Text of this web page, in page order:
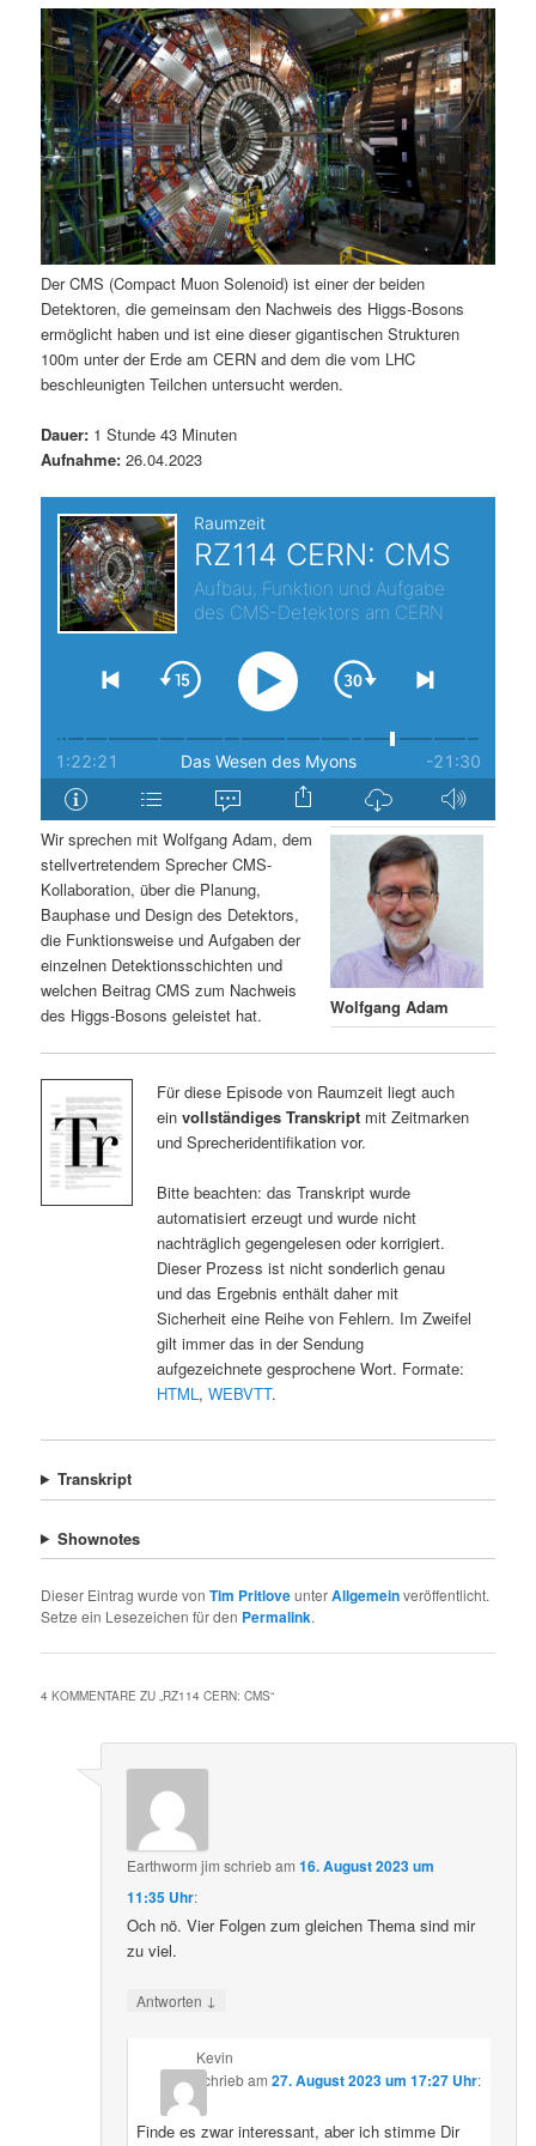
ä
r
e
n
I
n
h
l
t
s
p
n
g
e
n
n
d
ä
r
e
n
I
h
a
l
t
r
i
n
g
e
n
a
v
i
g
a
t
i
o
n
Der CMS (Compact Muon Solenoid) ist einer der beiden
Detektoren, die gemeinsam den Nachweis des Higgs-Bosons
ermöglicht haben und ist eine dieser gigantischen Strukturen
100m unter der Erde am CERN and dem die vom LHC
beschleunigten Teilchen untersucht werden.
Dauer: 1 Stunde 43 Minuten
Aufnahme: 26.04.2023
Wolfgang Adam
Wir sprechen mit Wolfgang Adam, dem
stellvertretendem Sprecher CMS-
Kollaboration, über die Planung,
Bauphase und Design des Detektors,
die Funktionsweise und Aufgaben der
einzelnen Detektionsschichten und
welchen Beitrag CMS zum Nachweis
des Higgs-Bosons geleistet hat.
Für diese Episode von Raumzeit liegt auch
ein vollständiges Transkriptmit Zeitmarken
und Sprecheridentifikation vor.
Bitte beachten: das Transkript wurde
automatisiert erzeugt und wurde nicht
nachträglich gegengelesen oder korrigiert.
Dieser Prozess ist nicht sonderlich genau
und das Ergebnis enthält daher mit
Sicherheit eine Reihe von Fehlern. Im Zweifel
gilt immer das in der Sendung
aufgezeichnete gesprochene Wort. Formate:
HTML, WEBVTT.
Transkript
Shownotes
Dieser Eintrag wurde vonTim PritloveunterAllgemeinveröffentlicht.
Setze ein Lesezeichen für den Permalink.
4 KOMMENTARE ZU „ RZ114 CERN: CMS“
Earthworm jim schriebam16. August 2023 um
11:35 Uhr:
Och nö. Vier Folgen zum gleichen Thema sind mir
zu viel.
Antworten ↓
Kevin
schriebam 27. August 2023 um 17:27 Uhr:
Finde es zwar interessant, aber ich stimme Dir